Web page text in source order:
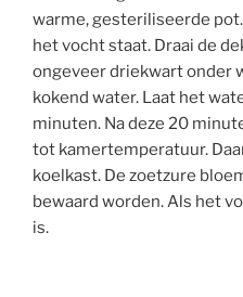
warme, gesteriliseerde
het vocht staat. Draai de
ongeveer driekwart onder
kokend water. Laat het
minuten. Na deze 20
tot kamertemperatuur.
koelkast. De zoetzure
bewaard worden. Als het
is.